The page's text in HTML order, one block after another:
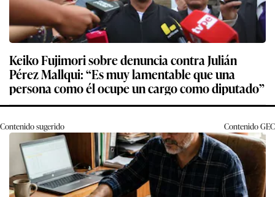
Keiko Fujimori sobre denuncia contra Julián
Pérez Mallqui: “Es muy lamentable que una
persona como él ocupe un cargo como diputado”
Contenido sugerido ContenidoGEC